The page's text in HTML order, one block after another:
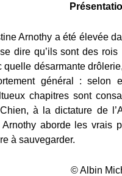
Arnothy a été élevée
dire qu’ils sont des
quelle désarmante
général :
chapitres sont
à la dictature de
Arnothy aborde les
à sauvegarder.
© Albin